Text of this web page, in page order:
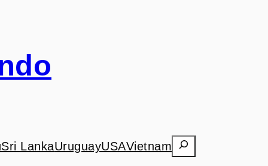
Sri LankaUruguayUSAVietnam Search